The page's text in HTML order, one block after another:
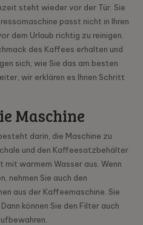
steht wieder vor der Tür. Sie
passt nicht in Ihren
dem Urlaub richtig zu reinigen.
des Kaffees erhalten und
sich, wie Sie das am besten
wir erklären es Ihnen Schritt
Maschine
darin, die Maschine zu
und den Kaffeesatzbehälter
mit warmem Wasser aus. Wenn
nehmen Sie auch den
aus der Kaffeemaschine. Sie
können Sie den Filter auch